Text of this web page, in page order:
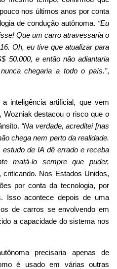
nos últimos anos por conta
de condução autônoma. “Eu
Que um carro atravessaria o
Oh, eu tive que atualizar para
50.000, e então não adiantaria
chegaria a todo o país.”,
inteligência artificial, que vem
destacou o risco que o
“Na verdade, acreditei [nas
chega nem perto da realidade.
de IA dê errado e receba
matá-lo sempre que puder,
criticando. Nos Estados Unidos,
por conta da tecnologia, por
Isso acontece depois de uma
de carros se envolvendo em
a capacidade do sistema nos
precisaria apenas de
é usado em várias outras